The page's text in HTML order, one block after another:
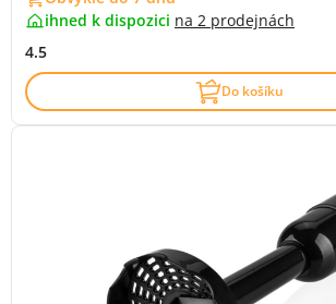
ihned k dispozici na 2 prodejnách
4.5
Do košíku